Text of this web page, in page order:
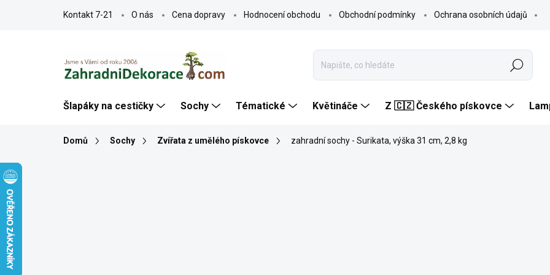
Kontakt 7-21 O nás Cena dopravy Hodnocení obchodu Obchodní podmínky Ochrana osobních údajů
Hledat
Šlapáky na cestičky Sochy Tématické Květináče Z 🇨🇿 Českého pískovce
Domů Sochy Zvířata z umělého pískovce zahradní sochy - Surikata, výška 31 cm, 2,8 kg